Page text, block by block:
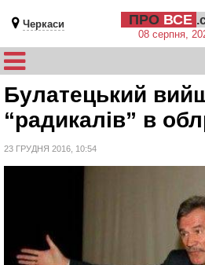
Черкаси ПРО ВСЕ
08 серпня,
Булатецький
“радикалів” в
23 ГРУДНЯ 2016, 10:54